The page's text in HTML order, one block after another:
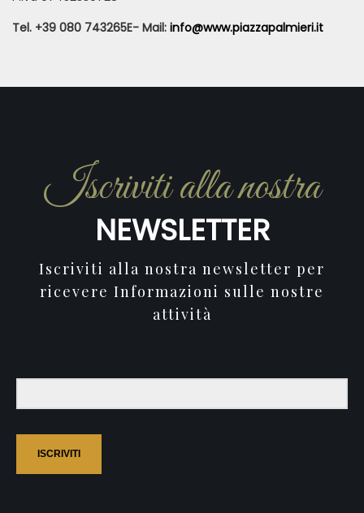
Tel. +39 080 743265E- Mail: info@www.piazzapalmieri.it
Iscriviti alla nostra
NEWSLETTER
Iscriviti alla nostra newsletter per
ricevere Informazioni sulle nostre
attività
ISCRIVITI